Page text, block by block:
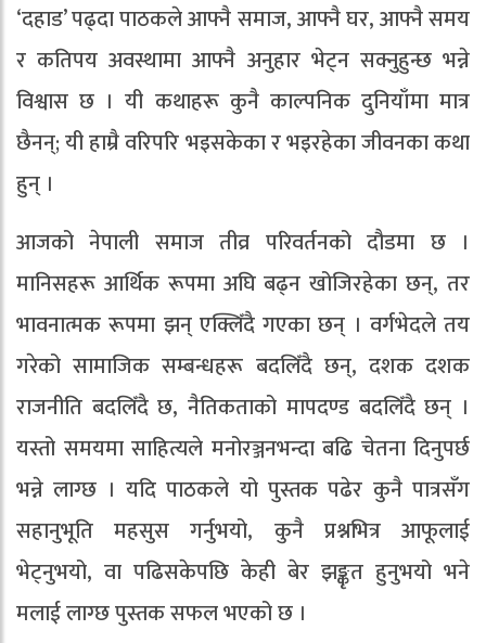
‘दहाड’ पढ्दा पाठकले आफ्नै समाज, आफ्नै घर, आफ्नै समय
र कतिपय अवस्थामा आफ्नै अनुहार भेट्न सक्नुहुन्छ भन्ने
विश्वास छ । यी कथाहरू कुनै काल्पनिक दुनियाँमा मात्र
छैनन्; यी हाम्रै वरिपरि भइसकेका र भइरहेका जीवनका कथा
हुन् ।
आजको नेपाली समाज तीव्र परिवर्तनको दौडमा छ ।
मानिसहरू आर्थिक रूपमा अघि बढ्न खोजिरहेका छन्, तर
भावनात्मक रूपमा झन् एक्लिँदै गएका छन् । वर्गभेदले तय
गरेको सामाजिक सम्बन्धहरू बदलिँदै छन्, दशक दशक
राजनीति बदलिँदै छ, नैतिकताको मापदण्ड बदलिँदै छन् ।
यस्तो समयमा साहित्यले मनोरञ्जनभन्दा बढि चेतना दिनुपर्छ
भन्ने लाग्छ । यदि पाठकले यो पुस्तक पढेर कुनै पात्रसँग
सहानुभूति महसुस गर्नुभयो, कुनै प्रश्नभित्र आफूलाई
भेट्नुभयो, वा पढिसकेपछि केही बेर झङ्कृत हुनुभयो भने
मलाई लाग्छ पुस्तक सफल भएको छ ।